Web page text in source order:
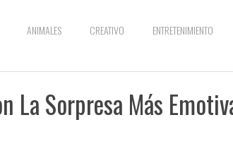
ANIMALES CREATIVO ENTRETENIMIENTO
La Sorpresa Más